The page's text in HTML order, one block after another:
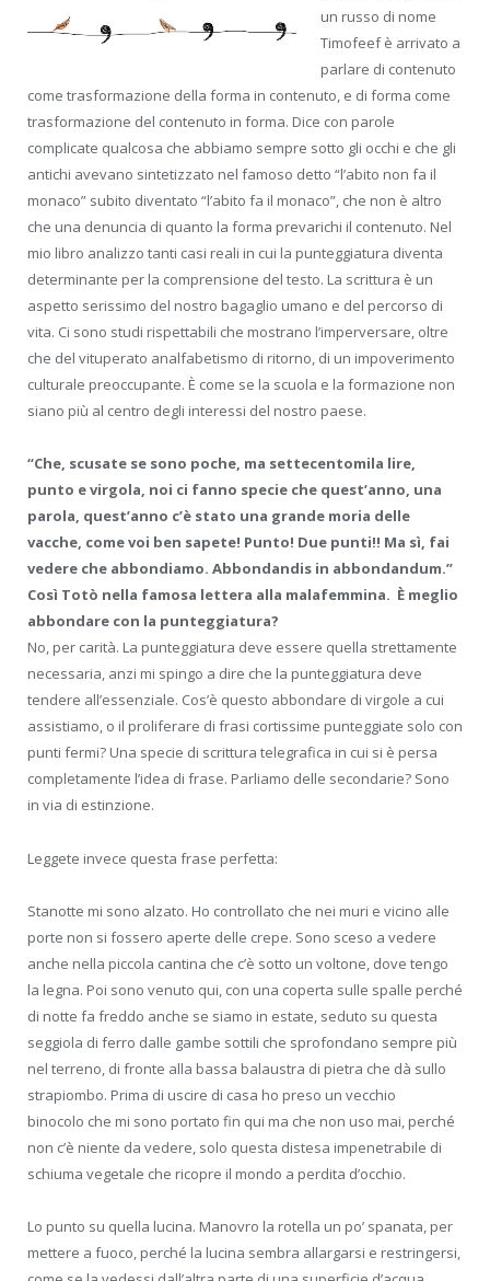
un russo di nome
Timofeef è arrivato a
parlare di contenuto
come trasformazione della forma in contenuto, e di forma come
trasformazione del contenuto in forma. Dice con parole
complicate qualcosa che abbiamo sempre sotto gli occhi e che gli
antichi avevano sintetizzato nel famoso detto “l’abito non fa il
monaco” subito diventato “l’abito fa il monaco”, che non è altro
che una denuncia di quanto la forma prevarichi il contenuto. Nel
mio libro analizzo tanti casi reali in cui la punteggiatura diventa
determinante per la comprensione del testo. La scrittura è un
aspetto serissimo del nostro bagaglio umano e del percorso di
vita. Ci sono studi rispettabili che mostrano l’imperversare, oltre
che del vituperato analfabetismo di ritorno, di un impoverimento
culturale preoccupante. È come se la scuola e la formazione non
siano più al centro degli interessi del nostro paese.
“Che, scusate se sono poche, ma settecentomila lire,
punto e virgola, noi ci fanno specie che quest’anno, una
parola, quest’anno c’è stato una grande moria delle
vacche, come voi ben sapete! Punto! Due punti!! Ma sì, fai
vedere che abbondiamo. Abbondandis in abbondandum.”
Così Totò nella famosa lettera alla malafemmina. È meglio
abbondare con la punteggiatura?
No, per carità. La punteggiatura deve essere quella strettamente
necessaria, anzi mi spingo a dire che la punteggiatura deve
tendere all’essenziale. Cos’è questo abbondare di virgole a cui
assistiamo, o il proliferare di frasi cortissime punteggiate solo con
punti fermi? Una specie di scrittura telegrafica in cui si è persa
completamente l’idea di frase. Parliamo delle secondarie? Sono
in via di estinzione.
Leggete invece questa frase perfetta:
Stanotte mi sono alzato. Ho controllato che nei muri e vicino alle
porte non si fossero aperte delle crepe. Sono sceso a vedere
anche nella piccola cantina che c’è sotto un voltone, dove tengo
la legna. Poi sono venuto qui, con una coperta sulle spalle perché
di notte fa freddo anche se siamo in estate, seduto su questa
seggiola di ferro dalle gambe sottili che sprofondano sempre più
nel terreno, di fronte alla bassa balaustra di pietra che dà sullo
strapiombo. Prima di uscire di casa ho preso un vecchio
binocolo che mi sono portato fin qui ma che non uso mai, perché
non c’è niente da vedere, solo questa distesa impenetrabile di
schiuma vegetale che ricopre il mondo a perdita d’occhio.
Lo punto su quella lucina. Manovro la rotella un po’ spanata, per
mettere a fuoco, perché la lucina sembra allargarsi e restringersi,